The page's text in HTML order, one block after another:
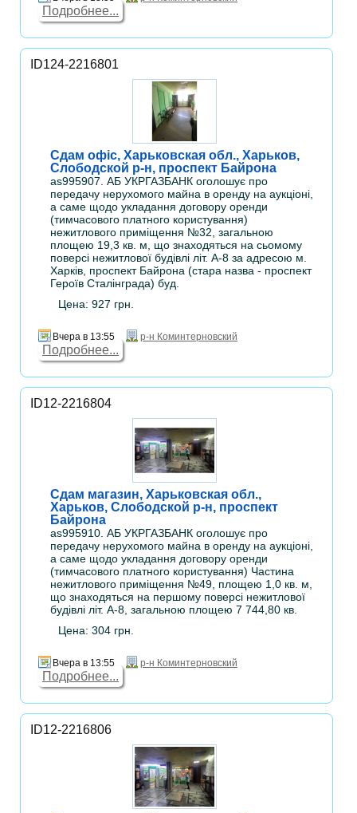
Подробнее...
ID124-2216801
Сдам офіс, Харьковская обл., Харьков,
Слободской р-н, проспект Байрона
as995907. АБ УКРГАЗБАНК оголошує про
передачу нерухомого майна в оренду на аукціоні,
а саме щодо укладання договору оренди
(тимчасового платного користування)
нежитлового приміщення №32, загальною
площею 19,3 кв. м, що знаходяться на сьомому
поверсі нежитлової будівлі літ. А-8 за адресою м.
Харків, проспект Байрона (стара назва - проспект
Героїв Сталінграда) буд.
Цена: 927 грн.
Вчера в 13:55 р-н Коминтерновский
Подробнее...
ID12-2216804
Сдам магазин, Харьковская обл.,
Харьков, Слободской р-н, проспект
Байрона
as995910. АБ УКРГАЗБАНК оголошує про
передачу нерухомого майна в оренду на аукціоні,
а саме щодо укладання договору оренди
(тимчасового платного користування) Частина
нежитлового приміщення №49, площею 1,0 кв. м,
що знаходяться на першому поверсі нежитлової
будівлі літ. А-8, загальною площею 7 744,80 кв.
Цена: 304 грн.
Вчера в 13:55 р-н Коминтерновский
Подробнее...
ID12-2216806